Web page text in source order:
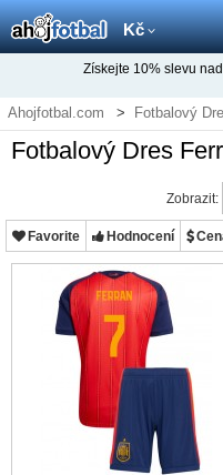
Kč
Získejte 10% slevu nad
Ahojfotbal.com Fotbalový
Fotbalový Dres
Zobrazit:
Favorite Hodnocení